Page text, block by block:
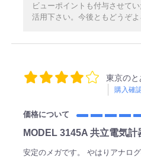
ビューポイントも付与させて
活用下さい。今後ともどうぞよ
東京の
購入確
価格について
MODEL 3145A 共立電気計
安定のメガです。 やはりアナロ